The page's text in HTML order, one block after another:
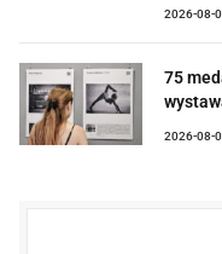
2026-08-
75
2026-08-